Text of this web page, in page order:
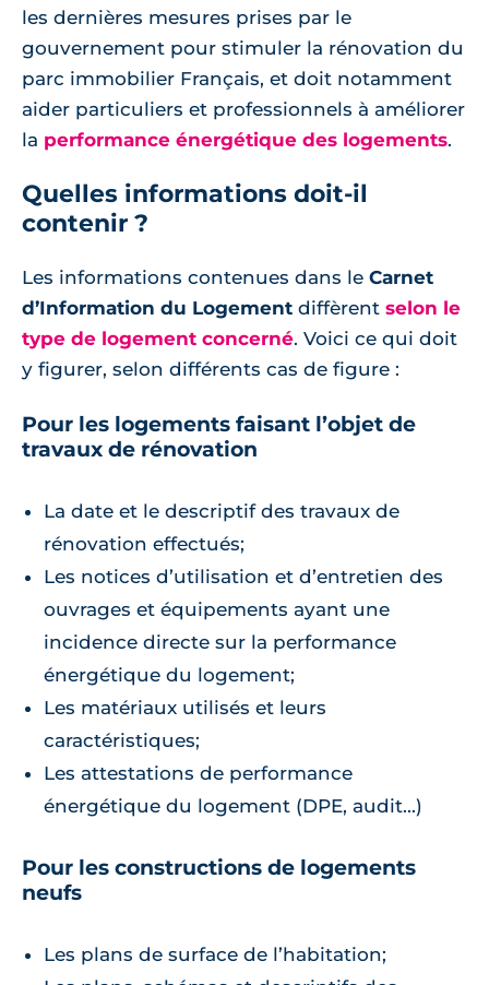
les dernières mesures prises par le
gouvernement pour stimuler la rénovation du
parc immobilier Français, et doit notamment
aider particuliers et professionnels à améliorer
la performance énergétique des logements.
Quelles informations doit-il
contenir ?
Les informations contenues dans le Carnet
d’Information du Logement diffèrent selon le
type de logement concerné. Voici ce qui doit
y figurer, selon différents cas de figure :
Pour les logements faisant l’objet de
travaux de rénovation
La date et le descriptif des travaux de
rénovation effectués;
Les notices d’utilisation et d’entretien des
ouvrages et équipements ayant une
incidence directe sur la performance
énergétique du logement;
Les matériaux utilisés et leurs
caractéristiques;
Les attestations de performance
énergétique du logement (DPE, audit...)
Pour les constructions de logements
neufs
Les plans de surface de l’habitation;